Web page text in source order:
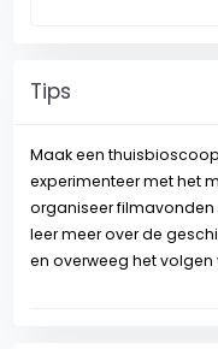
Tips
Maak een
experimenteer met het
organiseer filmavonden
leer meer over de
en overweeg het volgen